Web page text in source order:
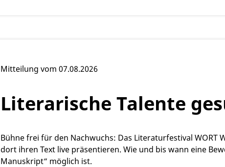
Mitteilung vom 07.08.2026
Literarische Talente
Bühne frei für den Nachwuchs: Das Literaturfestival WORT
dort ihren Text live präsentieren. Wie und bis wann eine
Manuskript“ möglich ist.